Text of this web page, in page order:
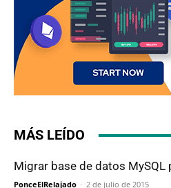
MÁS LEÍDO
Migrar base de datos MySQL
PonceElRelajado - 2 de julio de 2015